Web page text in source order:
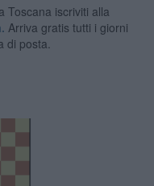
Toscana iscriviti alla
Arriva gratis tutti i giorni
di posta.